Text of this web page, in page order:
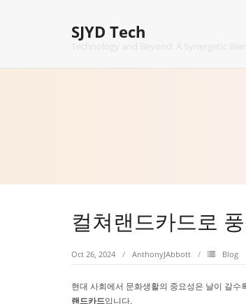
SJYD Tech
컬쳐랜드카드로
Oct 26, 2024 AnthonyJAbbott Blog
현대 사회에서 문화생활의 중요성은 날이 갈
랜드카드입니다.